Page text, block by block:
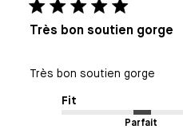
Très bon soutien gorge
Très bon soutien gorge
Fit
Parfait